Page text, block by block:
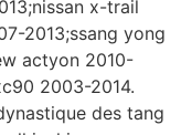
x-trail
2013;ssang yong
actyon 2010-
2003-2014.
des tang